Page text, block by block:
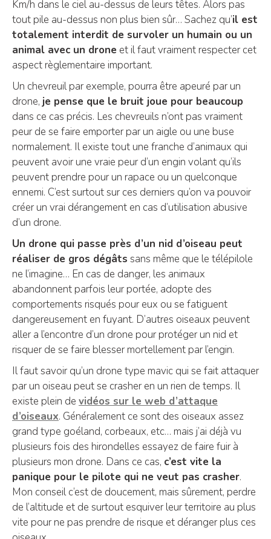
Km/h dans le ciel au-dessus de leurs têtes. Alors pas
tout pile au-dessus non plus bien sûr… Sachez qu’il est
totalement interdit de survoler un humain ou un
animal avec un drone et il faut vraiment respecter cet
aspect règlementaire important.
Un chevreuil par exemple, pourra être apeuré par un
drone, je pense que le bruit joue pour beaucoup
dans ce cas précis. Les chevreuils n’ont pas vraiment
peur de se faire emporter par un aigle ou une buse
normalement. Il existe tout une franche d’animaux qui
peuvent avoir une vraie peur d’un engin volant qu’ils
peuvent prendre pour un rapace ou un quelconque
ennemi. C’est surtout sur ces derniers qu’on va pouvoir
créer un vrai dérangement en cas d’utilisation abusive
d’un drone.
Un drone qui passe près d’un nid d’oiseau peut
réaliser de gros dégâts sans même que le télépilole
ne l’imagine… En cas de danger, les animaux
abandonnent parfois leur portée, adopte des
comportements risqués pour eux ou se fatiguent
dangereusement en fuyant. D’autres oiseaux peuvent
aller a l’encontre d’un drone pour protéger un nid et
risquer de se faire blesser mortellement par l’engin.
Il faut savoir qu’un drone type mavic qui se fait attaquer
par un oiseau peut se crasher en un rien de temps. Il
existe plein de vidéos sur le web d’attaque
d’oiseaux. Généralement ce sont des oiseaux assez
grand type goéland, corbeaux, etc… mais j’ai déjà vu
plusieurs fois des hirondelles essayez de faire fuir à
plusieurs mon drone. Dans ce cas, c’est vite la
panique pour le pilote qui ne veut pas crasher.
Mon conseil c’est de doucement, mais sûrement, perdre
de l’altitude et de surtout esquiver leur territoire au plus
vite pour ne pas prendre de risque et déranger plus ces